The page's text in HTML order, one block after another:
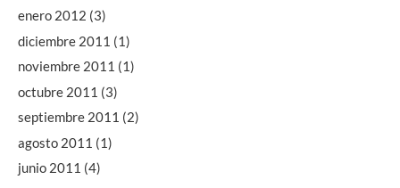
enero 2012 (3)
diciembre 2011 (1)
noviembre 2011 (1)
octubre 2011 (3)
septiembre 2011 (2)
agosto 2011 (1)
junio 2011 (4)